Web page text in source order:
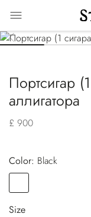
Портсигар
аллигатора
£ 900
Color:
black
Size